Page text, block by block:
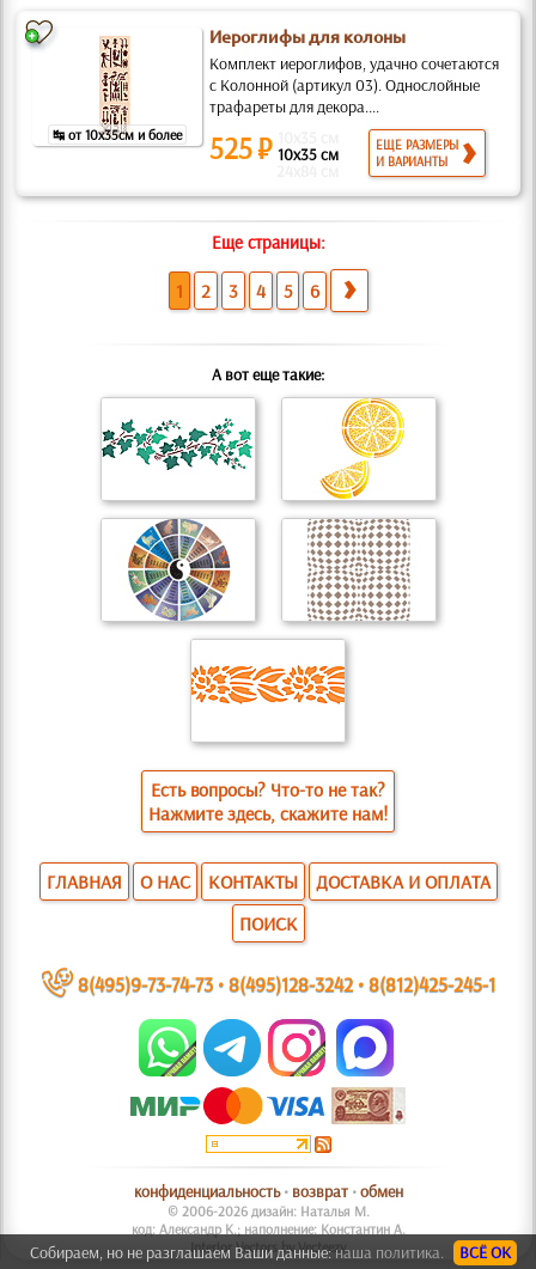
↹ от 10x35см и более
Иероглифы для колоны
Комплект иероглифов, удачно сочетаются
с Колонной (артикул 03). Однослойные
трафареты для декора....
525 ₽ 10x35 см
ЕЩЕ РАЗМЕРЫ
И ВАРИАНТЫ
Еще страницы:
1 2 3 4 5 6
А вот еще такие:
Есть вопросы? Что-то не так?
Нажмите здесь, скажите нам!
ГЛАВНАЯ О НАС КОНТАКТЫ
ДОСТАВКА И ОПЛАТА
ПОИСК
~ 8(495)9-73-74-73•8(495)128-3242•8(812)425-245-1
конфиденциальность• возврат•обмен
© 2006-2026 дизайн: Наталья М.
код: Александр К.; наполнение: Константин А.
Interior Vectors by Vecteezy
ВСЁ ОК
Собираем, но не разглашаем Ваши данные: наша политика.